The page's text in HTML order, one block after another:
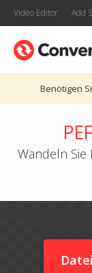
Video Editor Add
Benötigen
Wandeln